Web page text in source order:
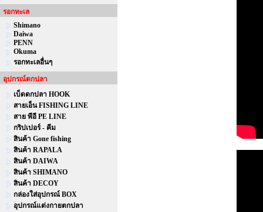
รอกทะเล
Shimano
Daiwa
PENN
Okuma
รอกทะเลอื่นๆ
อุปกรณ์ตกปลา
เบ็ดตกปลา HOOK
สายเอ็น FISHING LINE
สาย พีอี PE LINE
กริปเปอร์ - คีม
สินค้า Gone fishing
สินค้า RAPALA
สินค้า DAIWA
สินค้า SHIMANO
สินค้า DECOY
กล่องใส่อุปกรณ์ BOX
อุปกรณ์แต่งกายตกปลา